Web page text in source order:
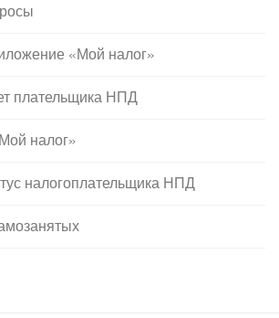
«Мой налог»
плательщика НПД
налог»
налогоплательщика НПД